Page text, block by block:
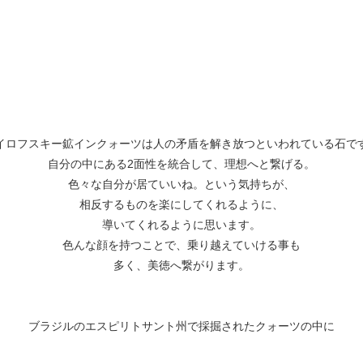
ロフスキー鉱インクォーツは人の矛盾を解き放つといわれている石で
自分の中にある2面性を統合して、理想へと繋げる。
色々な自分が居ていいね。という気持ちが、
相反するものを楽にしてくれるように、
導いてくれるように思います。
色んな顔を持つことで、乗り越えていける事も
多く、美徳へ繋がります。
ブラジルのエスピリトサント州で採掘されたクォーツの中に